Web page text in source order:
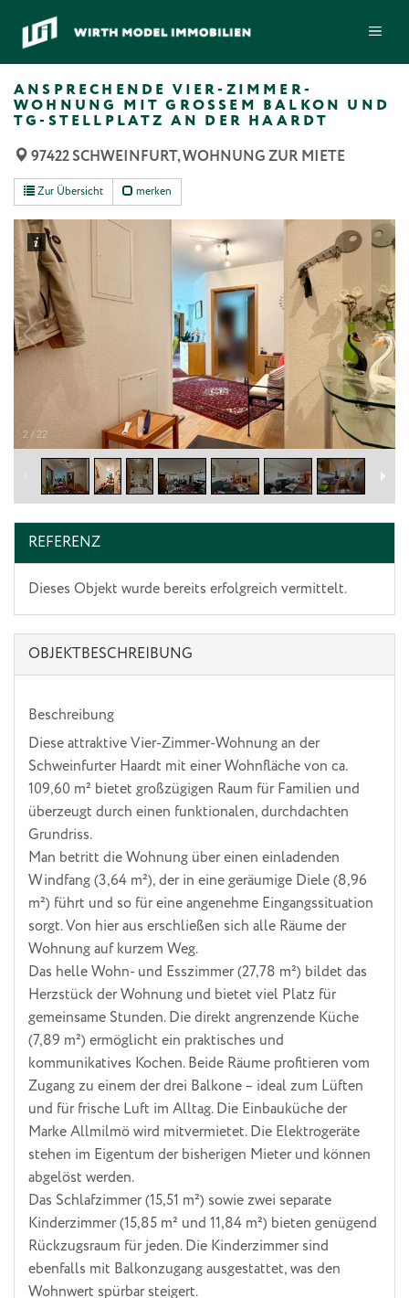
Inhalt
springen
ANSPRECHENDE VIER-ZIMMER-
WOHNUNG MIT GROSSEM BALKON UND T
G-STELLPLATZ AN DER HAARDT
97422 SCHWEINFURT, WOHNUNG ZUR MIETE
Zur Übersicht merken
2 / 22
REFERENZ
Dieses Objekt wurde bereits erfolgreich vermittelt.
OBJEKT­BESCHREIBUNG
Beschreibung
Diese attraktive Vier-Zimmer-Wohnung an der
Schweinfurter Haardt mit einer Wohnfläche von ca.
109,60 m² bietet großzügigen Raum für Familien und
überzeugt durch einen funktionalen, durchdachten
Grundriss.
Man betritt die Wohnung über einen einladenden
Windfang (3,64 m²), der in eine geräumige Diele (8,96
m²) führt und so für eine angenehme Eingangssituation
sorgt. Von hier aus erschließen sich alle Räume der
Wohnung auf kurzem Weg.
Das helle Wohn- und Esszimmer (27,78 m²) bildet das
Herzstück der Wohnung und bietet viel Platz für
gemeinsame Stunden. Die direkt angrenzende Küche
(7,89 m²) ermöglicht ein praktisches und
kommunikatives Kochen. Beide Räume profitieren vom
Zugang zu einem der drei Balkone – ideal zum Lüften
und für frische Luft im Alltag. Die Einbauküche der
Marke Allmilmö wird mitvermietet. Die Elektrogeräte
stehen im Eigentum der bisherigen Mieter und können
abgelöst werden.
Das Schlafzimmer (15,51 m²) sowie zwei separate
Kinderzimmer (15,85 m² und 11,84 m²) bieten genügend
Rückzugsraum für jeden. Die Kinderzimmer sind
ebenfalls mit Balkonzugang ausgestattet, was den
Wohnwert spürbar steigert.